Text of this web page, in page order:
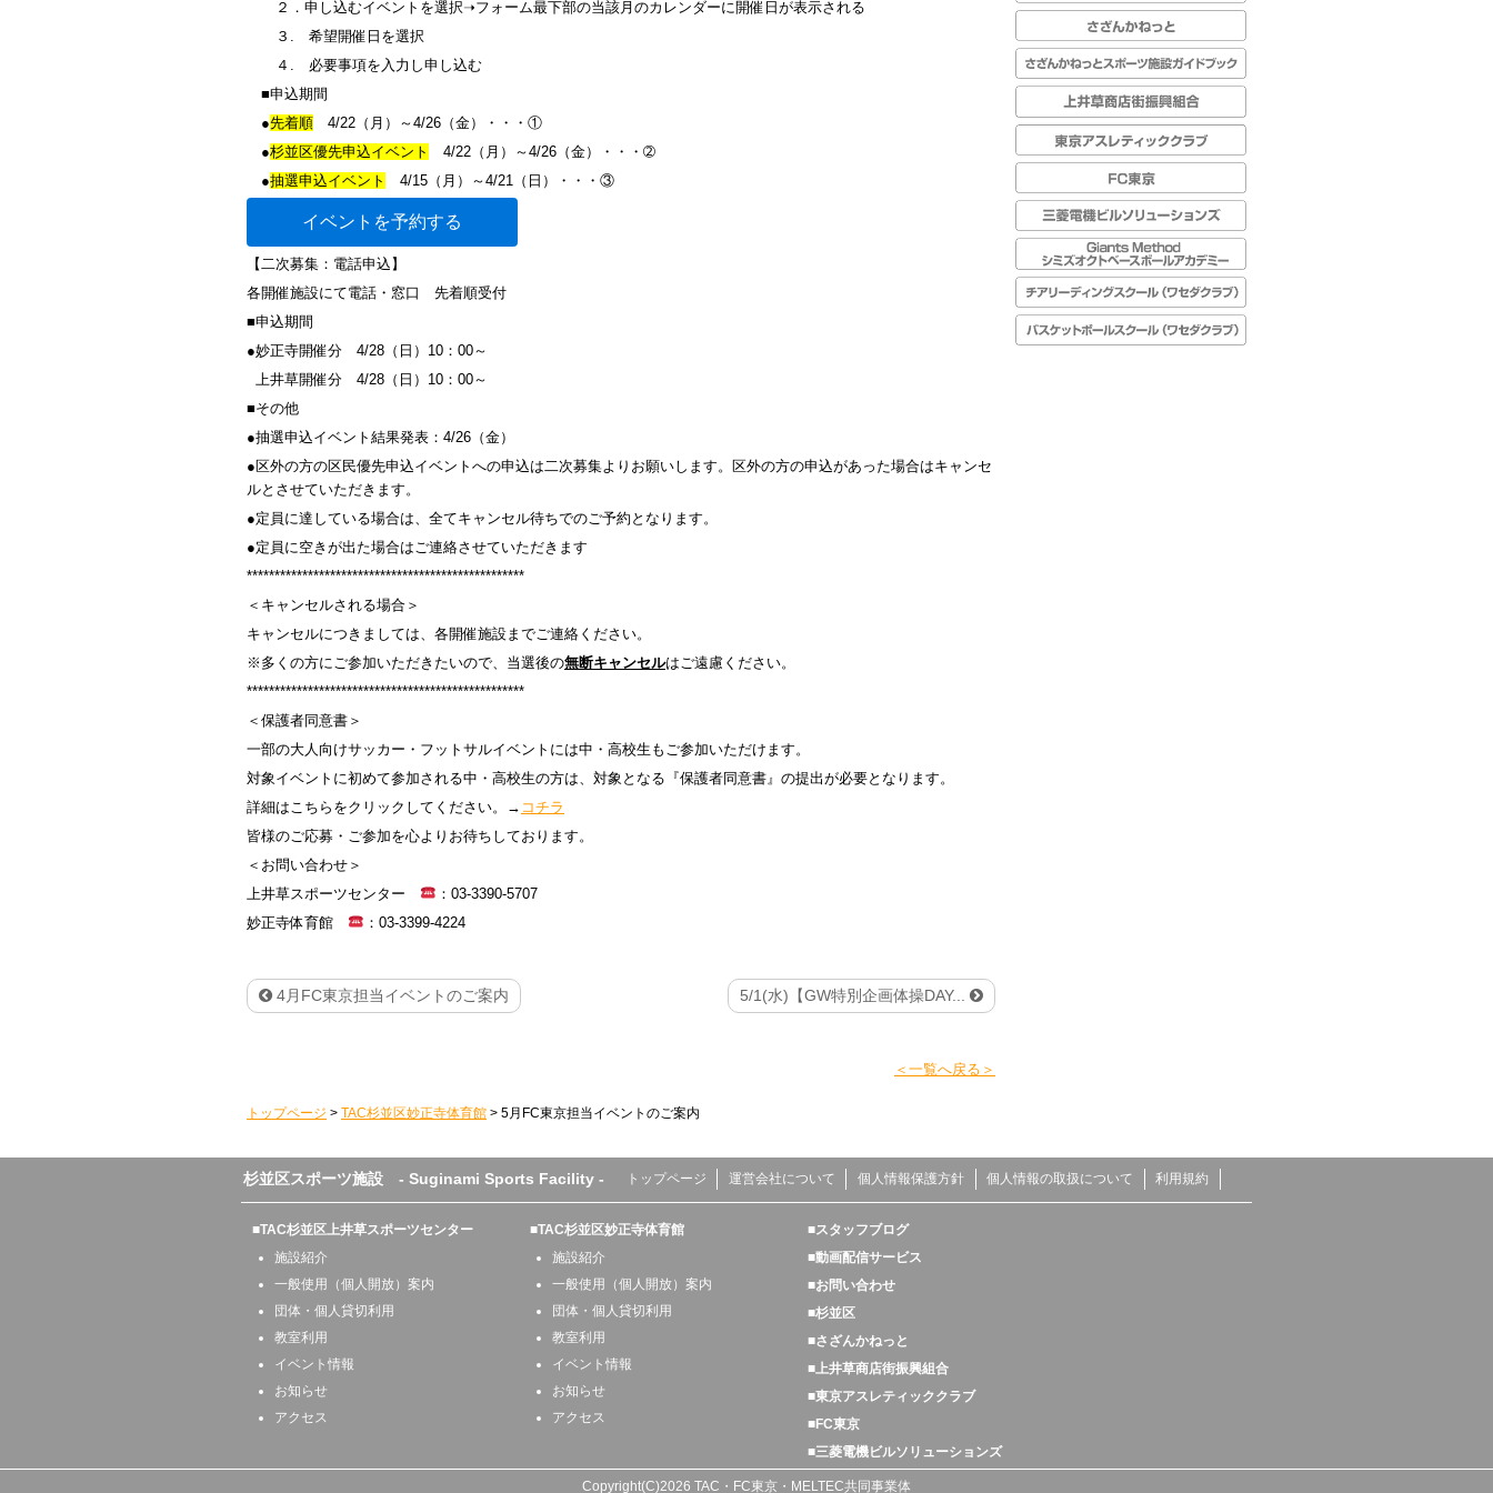
２．申し込むイベントを選択➝フォーム最下部の当該月のカレンダーに開催日が表示される
３. 希望開催日を選択
４. 必要事項を入力し申し込む
■申込期間
●先着順 4/22（月）～4/26（金）・・・①
●杉並区優先申込イベント
4/22（月）～4/26（金）・・・➁
●抽選申込イベント 4/15（月）～4/21（日）・・・③
イベントを予約する
【二次募集：電話申込】
各開催施設にて電話・窓口 先着順受付
■申込期間
●妙正寺開催分 4/28（日）10：00～
上井草開催分 4/28（日）10：00～
■その他
●抽選申込イベント結果発表：4/26（金）
●区外の方の区民優先申込イベントへの申込は二次募集よりお願いします。区外の方の申込があった場合はキャンセ
ルとさせていただきます。
●定員に達している場合は、全てキャンセル待ちでのご予約となります。
●定員に空きが出た場合はご連絡させていただきます
**************************************************
＜キャンセルされる場合＞
キャンセルにつきましては、各開催施設までご連絡ください。
※多くの方にご参加いただきたいので、当選後の無断キャンセルはご遠慮ください。
**************************************************
＜保護者同意書＞
一部の大人向けサッカー・フットサルイベントには中・高校生もご参加いただけます。
対象イベントに初めて参加される中・高校生の方は、対象となる『保護者同意書』の提出が必要となります。
詳細はこちらをクリックしてください。→ コチラ
皆様のご応募・ご参加を心よりお待ちしております。
＜お問い合わせ＞
上井草スポーツセンター
：03-3390-5707
妙正寺体育館
：03-3399-4224
4月FC東京担当イベントのご案内 5/1(水)【GW特別企画体操DAY...
＜一覧へ戻る＞
トップページ > TAC杉並区妙正寺体育館 > 5月FC東京担当イベントのご案内
杉並区スポーツ施設 - Suginami Sports Facility - トップページ 運営会社について 個人情報保護方針 個人情報の取扱について 利用規約
■TAC杉並区上井草スポーツセンター
施設紹介
一般使用（個人開放）案内
団体・個人貸切利用
教室利用
イベント情報
お知らせ
アクセス
■TAC杉並区妙正寺体育館
施設紹介
一般使用（個人開放）案内
団体・個人貸切利用
教室利用
イベント情報
お知らせ
アクセス
■スタッフブログ
■動画配信サービス
■お問い合わせ
■杉並区
■さざんかねっと
■上井草商店街振興組合
■東京アスレティッククラブ
■FC東京
■三菱電機ビルソリューションズ
Copyright(C)2026 TAC・FC東京・MELTEC共同事業体